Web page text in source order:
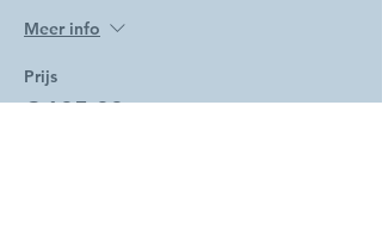
Meer info
Prijs
€ 105,00